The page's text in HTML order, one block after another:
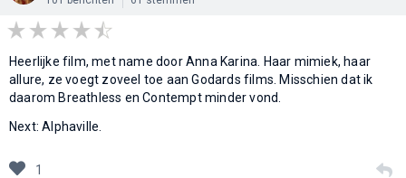
Heerlijke film, met name door Anna Karina. Haar mimiek, haar
allure, ze voegt zoveel toe aan Godards films. Misschien dat ik
daarom Breathless en Contempt minder vond.
Next: Alphaville.
1